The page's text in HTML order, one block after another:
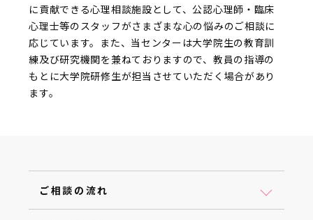
に貢献できる心理相談施設として、公認心理師・臨床
心理士等のスタッフがさまざまな心の悩みのご相談に
応じています。また、当センターは大学院生の教育訓
練及び研究機関を兼ねておりますので、教員の指導の
もとに大学院研修生が担当させていただく場合があり
ます。
ご相談の流れ